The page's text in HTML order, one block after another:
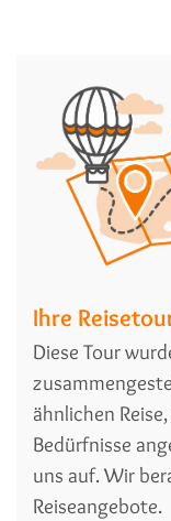
Ihre
Diese Tour
ähnlichen
Bedürfnisse
uns auf. Wir
Reiseangebote.